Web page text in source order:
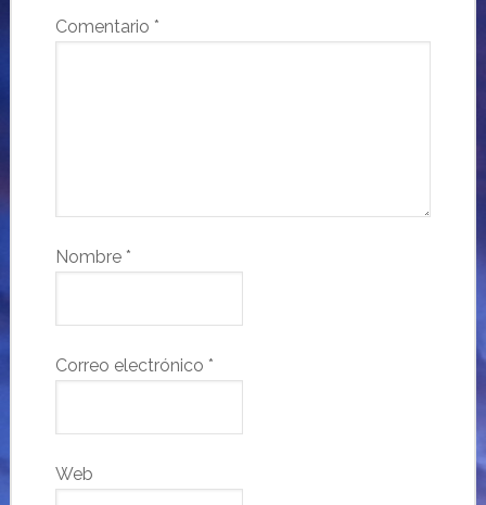
Comentario *
Nombre *
Correo electrónico *
Web